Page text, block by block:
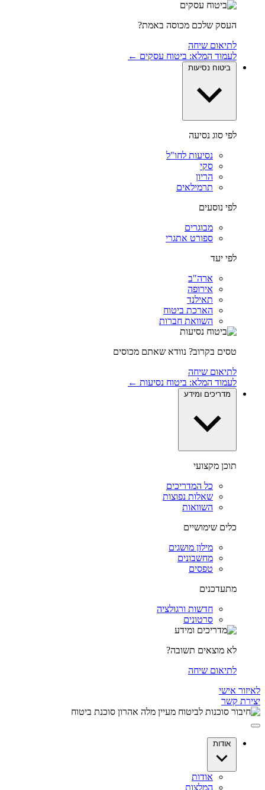
העסק שלכם מכוסה באמת?
לתיאום שיחה
לעמוד המלא: ביטוח עסקים ←
ביטוח נסיעות
לפי סוג נסיעה
נסיעות לחו"ל
סקי
הריון
תרמילאים
לפי נוסעים
מבוגרים
ספורט אתגרי
לפי יעד
ארה"ב
אירופה
תאילנד
הארכת ביטוח
השוואת חברות
טסים בקרוב? נוודא שאתם מכוסים
לתיאום שיחה
לעמוד המלא: ביטוח נסיעות ←
מדריכים ומידע
תוכן מקצועי
כל המדריכים
שאלות נפוצות
השוואות
כלים שימושיים
מילון מושגים
מחשבונים
טפסים
מתעדכנים
חדשות ורגולציה
סרטונים
לא מוצאים תשובה?
לתיאום שיחה
לאיזור אישי
יצירת קשר
אודות
אודות
המלצות